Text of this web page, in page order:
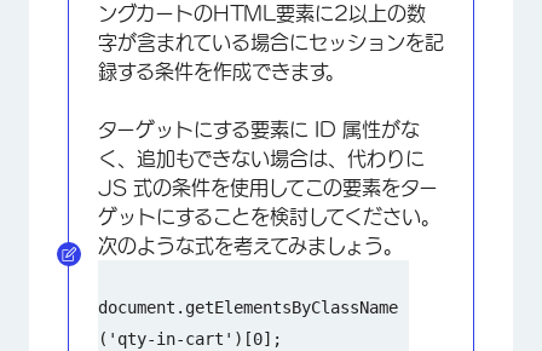
ングカートのHTML要素に2以上の数
字が含まれている場合にセッションを記
録する条件を作成できます。
ターゲットにする要素に ID 属性がな
く、追加もできない場合は、代わりに
JS 式の条件を使用してこの要素をター
ゲットにすることを検討してください。
次のような式を考えてみましょう。
document.getElementsByClassName
('qty-in-cart')[0];